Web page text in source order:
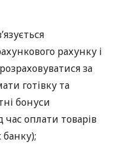
рахунку і
за
готівку та
бонуси
оплати товарів